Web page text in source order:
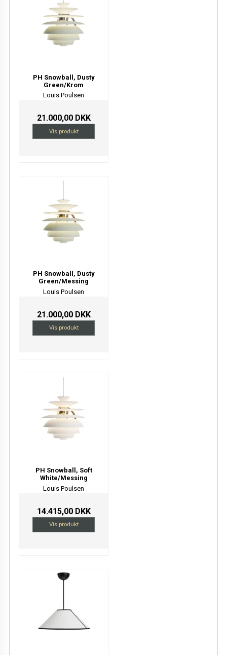
PH Snowball, Dusty
Green/Krom
Louis Poulsen
21.000,00 DKK
Vis produkt
PH Snowball, Dusty
Green/Messing
Louis Poulsen
21.000,00 DKK
Vis produkt
PH Snowball, Soft
White/Messing
Louis Poulsen
14.415,00 DKK
Vis produkt